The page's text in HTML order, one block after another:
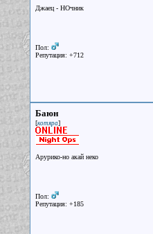
Джаец - НОчник
Пол:
Репутация: +712
Баюн
[котяра]
Арурико-но акай неко
Пол:
Репутация: +185